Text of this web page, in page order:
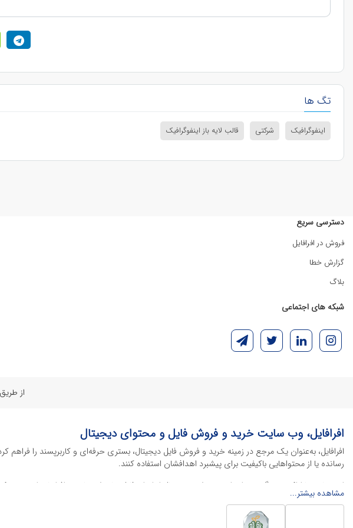
تگ ها
اینفوگرافیک شرکتی قالب لایه باز اینفوگرافیک
دسترسی سریع
فروش در افرافایل
گزارش خطا
بلاگ
شبکه های اجتماعی
از
افرافایل، وب سایت خرید و فروش فایل و محتوای دیجیتال
افرافایل، به‌عنوان یک مرجع در زمینه خرید و فروش فایل دیجیتال، بستری حرفه‌ای و کاربرپسند را
رسانده یا از محتواهایی باکیفیت برای پیشبرد اهدافشان استفاده کنند.
این سایت با ارائه تنوع گسترده‌ای از محصولات دیجیتال از انواع فایل های لایه باز نرم افراهای ادیت
خود را کاهش داده و به سرعت پروژه‌های خود را تکمیل کنند. در ادامه، به معرفی گوشه‌ای از محصولات
محصولات گرافیکی
مشاهده بیشتر...